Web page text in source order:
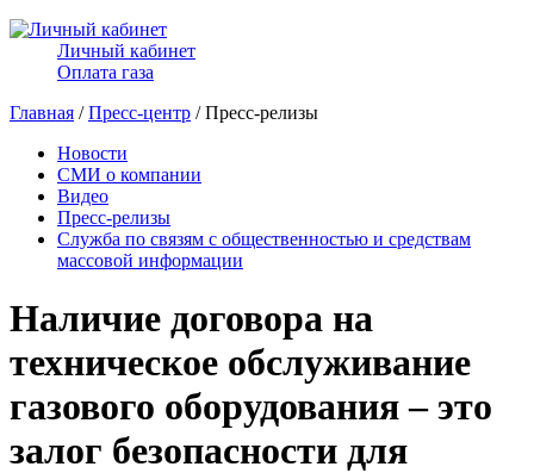
Личный кабинет
Оплата газа
Главная /Пресс-центр / Пресс-релизы
Новости
СМИ о компании
Видео
Пресс-релизы
Служба по связям с общественностью и средствам
массовой информации
Наличие договора на
техническое обслуживание
газового оборудования – это
залог безопасности для